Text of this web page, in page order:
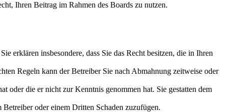
Ihren Beitrag im Rahmen des Boards zu nutzen.
erklären insbesondere, dass Sie das Recht besitzen, die in Ihren
Regeln kann der Betreiber Sie nach Abmahnung zeitweise oder
oder die er nicht zur Kenntnis genommen hat. Sie gestatten dem
oder einem Dritten Schaden zuzufügen.